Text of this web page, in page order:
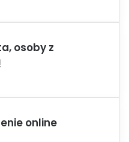
osoby z
online